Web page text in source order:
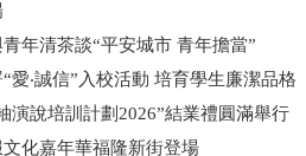
年清茶談“平安城市 青年擔當”
愛‧誠信”入校活動 培育學生廉潔品格
演說培訓計劃2026”結業禮圓滿舉行
化嘉年華福隆新街登場